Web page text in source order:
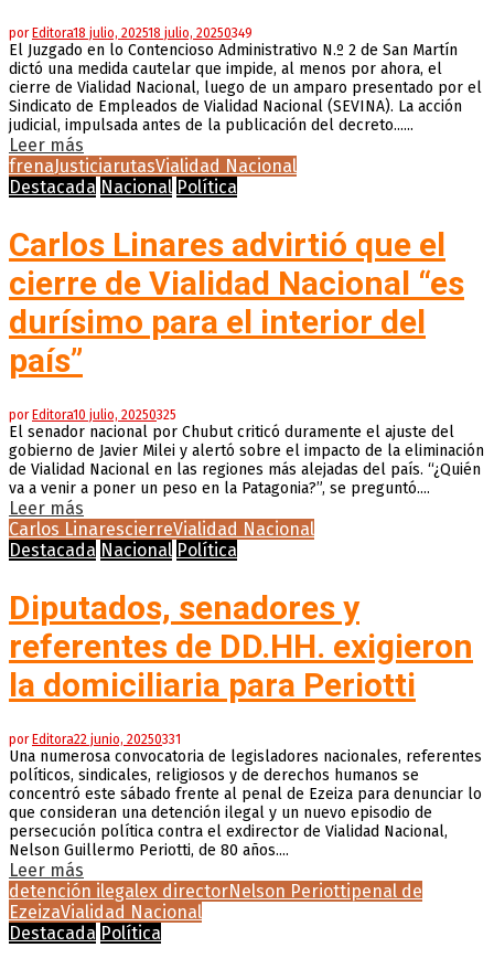
por Editora18 julio, 202518 julio, 20250349
El Juzgado en lo Contencioso Administrativo N.º 2 de San Martín
dictó una medida cautelar que impide, al menos por ahora, el
cierre de Vialidad Nacional, luego de un amparo presentado por el
Sindicato de Empleados de Vialidad Nacional (SEVINA). La acción
judicial, impulsada antes de la publicación del decreto......
Leer más
frenaJusticiarutasVialidad Nacional
Destacada Nacional Política
Carlos Linares advirtió que el
cierre de Vialidad Nacional “es
durísimo para el interior del
país”
porEditora10 julio, 20250325
El senador nacional por Chubut criticó duramente el ajuste del
gobierno de Javier Milei y alertó sobre el impacto de la eliminación
de Vialidad Nacional en las regiones más alejadas del país. “¿Quién
va a venir a poner un peso en la Patagonia?”, se preguntó....
Leer más
Carlos LinarescierreVialidad Nacional
Destacada Nacional Política
Diputados, senadores y
referentes de DD.HH. exigieron
la domiciliaria para Periotti
porEditora22 junio, 20250331
Una numerosa convocatoria de legisladores nacionales, referentes
políticos, sindicales, religiosos y de derechos humanos se
concentró este sábado frente al penal de Ezeiza para denunciar lo
que consideran una detención ilegal y un nuevo episodio de
persecución política contra el exdirector de Vialidad Nacional,
Nelson Guillermo Periotti, de 80 años....
Leer más
detención ilegalex directorNelson Periottipenal de
EzeizaVialidad Nacional
Destacada Política